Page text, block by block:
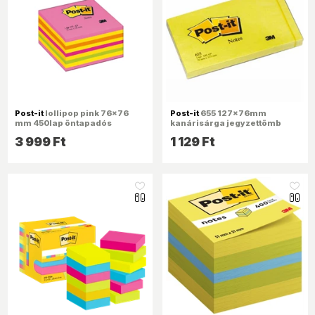
Post-it lollipop pink 76x76
mm 450lap öntapadós
SGSCH-PEFC-COC-110078
3 999 Ft
Post-it655 127x76mm
kanárisárga jegyzettömb
1 129 Ft
like_16 like_16